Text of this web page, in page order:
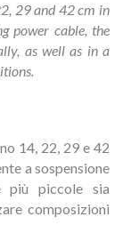
29 and 42 cm in
power cable, the
as well as in a
14, 22, 29 e 42
a sospensione
più piccole sia
composizioni